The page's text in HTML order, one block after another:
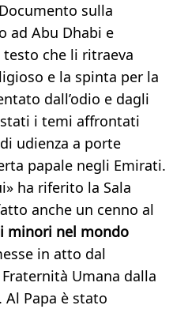
sulla
ad Abu Dhabi e
che li ritraeva
e la spinta per la
dall’odio e dagli
i temi affrontati
udienza a porte
papale negli Emirati.
ha riferito la Sala
anche un cenno al
minori nel mondo
in atto dal
Umana dalla
Papa è stato